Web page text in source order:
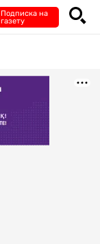
Подписка на
газету